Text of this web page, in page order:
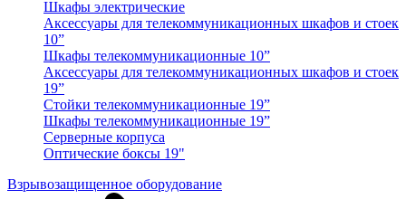
Шкафы электрические
Аксессуары для телекоммуникационных шкафов и стоек
10”
Шкафы телекоммуникационные 10”
Аксессуары для телекоммуникационных шкафов и стоек
19”
Стойки телекоммуникационные 19”
Шкафы телекоммуникационные 19”
Серверные корпуса
Оптические боксы 19"
Взрывозащищенное оборудование